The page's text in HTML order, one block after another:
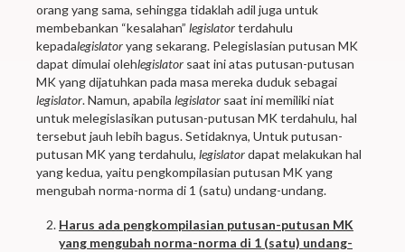
orang yang sama, sehingga tidaklah adil juga untuk
membebankan “kesalahan” legislatorterdahulu
kepadalegislatoryang sekarang. Pelegislasian putusan MK
dapat dimulai olehlegislator saat ini atas putusan-putusan
MK yang dijatuhkan pada masa mereka duduk sebagai
legislator. Namun, apabila legislator saat ini memiliki niat
untuk melegislasikan putusan-putusan MK terdahulu, hal
tersebut jauh lebih bagus. Setidaknya, Untuk putusan-
putusan MK yang terdahulu, legislatordapat melakukan hal
yang kedua, yaitu pengkompilasian putusan MK yang
mengubah norma-norma di 1 (satu) undang-undang.
Harus ada pengkompilasian putusan-putusan MK
yang mengubah norma-norma di 1 (satu) undang-